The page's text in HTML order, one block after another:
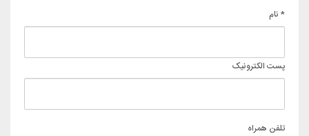
* نام
پست الکترونیک
تلفن همراه